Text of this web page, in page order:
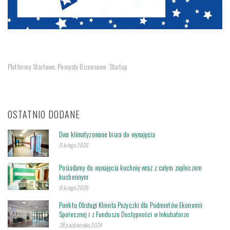
Platformy Startowe Pomysły Biznesowe Startup
OSTATNIO DODANE
Dwa klimatyzowane biura do wynajęcia
9 lutego 2026
Posiadamy do wynajęcia kuchnię wraz z całym zapleczem
kuchennym
9 lutego 2026
Punktu Obsługi Klienta Pożyczki dla Podmiotów Ekonomii
Społecznej i z Funduszu Dostępności w Inkubatorze
28 października 2024